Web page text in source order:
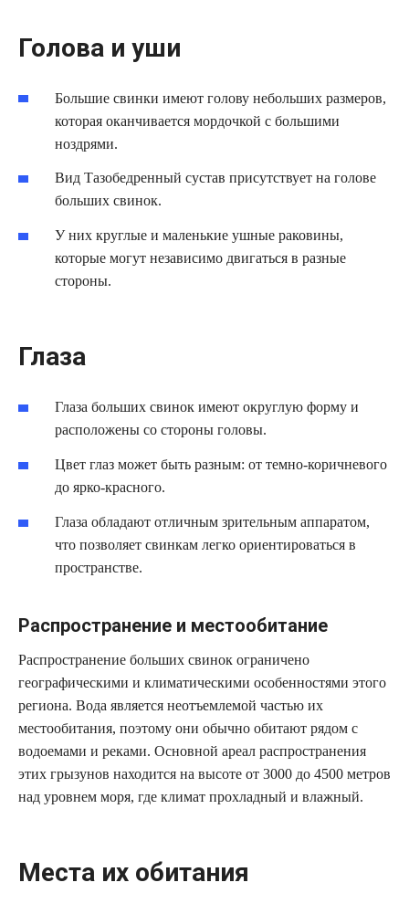
Голова и уши
Большие свинки имеют голову небольших размеров,
которая оканчивается мордочкой с большими
ноздрями.
Вид Тазобедренный сустав присутствует на голове
больших свинок.
У них круглые и маленькие ушные раковины,
которые могут независимо двигаться в разные
стороны.
Глаза
Глаза больших свинок имеют округлую форму и
расположены со стороны головы.
Цвет глаз может быть разным: от темно-коричневого
до ярко-красного.
Глаза обладают отличным зрительным аппаратом,
что позволяет свинкам легко ориентироваться в
пространстве.
Распространение и местообитание
Распространение больших свинок ограничено
географическими и климатическими особенностями этого
региона. Вода является неотъемлемой частью их
местообитания, поэтому они обычно обитают рядом с
водоемами и реками. Основной ареал распространения
этих грызунов находится на высоте от 3000 до 4500 метров
над уровнем моря, где климат прохладный и влажный.
Места их обитания